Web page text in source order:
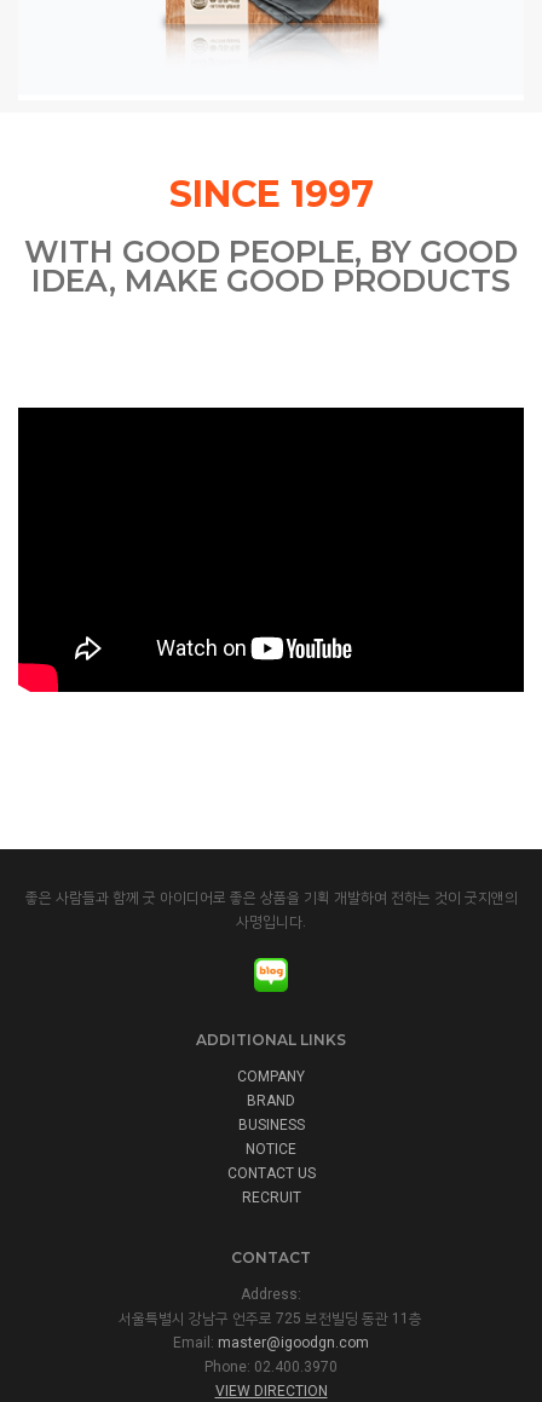
SINCE 1997
WITH GOOD PEOPLE, BY GOOD
IDEA, MAKE GOOD PRODUCTS
좋은 사람들과 함께 굿 아이디어로 좋은 상품을 기획 개발하여 전하는 것이 굿지앤의
사명입니다.
ADDITIONAL LINKS
COMPANY
BRAND
BUSINESS
NOTICE
CONTACT US
RECRUIT
CONTACT
Address:
서울특별시 강남구 언주로 725 보전빌딩 동관 11층
Email: master@igoodgn.com
Phone: 02.400.3970
VIEW DIRECTION